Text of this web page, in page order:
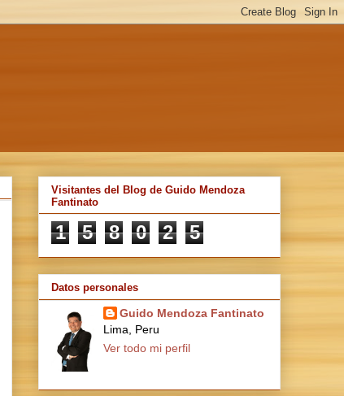
Visitantes del Blog de Guido Mendoza
Fantinato
1 5 8 0 2 5
Datos personales
Guido Mendoza Fantinato
Lima, Peru
Ver todo mi perfil